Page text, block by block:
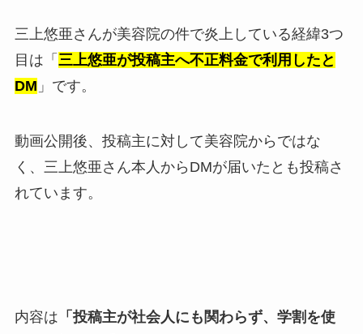
三上悠亜さんが美容院の件で炎上している経緯3つ
目は「 三上悠亜が投稿主へ不正料金で利用したと
DM 」です。
動画公開後、投稿主に対して美容院からではな
く、三上悠亜さん本人からDMが届いたとも投稿さ
れています。
内容は 「投稿主が社会人にも関わらず、学割を使